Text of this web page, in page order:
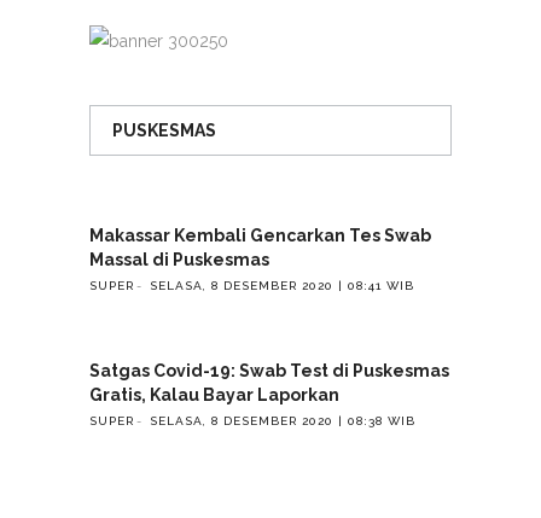
PUSKESMAS
Makassar Kembali Gencarkan Tes Swab
Massal di Puskesmas
SUPER SELASA, 8 DESEMBER 2020 | 08:41 WIB
Satgas Covid-19: Swab Test di Puskesmas
Gratis, Kalau Bayar Laporkan
SUPER SELASA, 8 DESEMBER 2020 | 08:38 WIB